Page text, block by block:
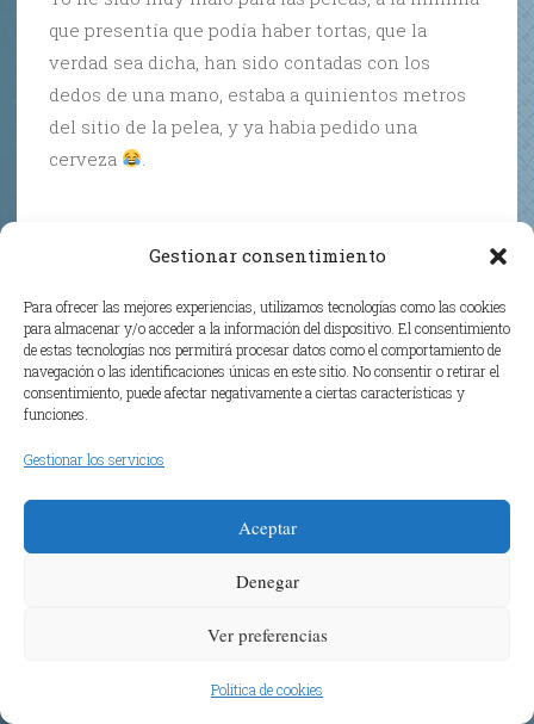
Gestionar consentimiento
Para ofrecer las mejores experiencias, utilizamos tecnologías como las cookies
para almacenar y/o acceder a la información del dispositivo. El consentimiento
de estas tecnologías nos permitirá procesar datos como el comportamiento de
navegación o las identificaciones únicas en este sitio. No consentir o retirar el
consentimiento, puede afectar negativamente a ciertas características y
funciones.
Gestionar los servicios
Aceptar
Denegar
Ver preferencias
Política de cookies
que presentía que podía haber tortas, que la
verdad sea dicha, han sido contadas con los
dedos de una mano, estaba a quinientos metros
del sitio de la pelea, y ya habia pedido una
cerveza
DICIEMBRE 16, 2025 A LAS 8:28 PM
Fran: Yo he sido muy malo para las peleas,
pelea,y ya habia pedido una cerveza .
perdido todas las cinco en las que me vi